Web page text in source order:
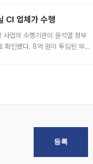
CI 업체가 수행
업의 수행기관이 윤석열 정부
확인됐다. 8억 원이 투입된 부산